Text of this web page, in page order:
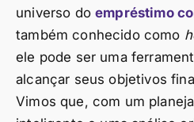
universo doempréstimo
também conhecido como
ele pode ser uma
alcançar seus objetivos
Vimos que, com um